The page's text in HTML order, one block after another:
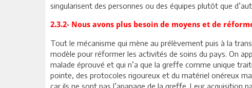
singularisent des personnes ou des équipes plutôt que
2.3.2- Nous avons plus besoin de moyens et de
Tout le mécanisme qui mène au prélèvement puis à la
modèle pour réformer les activités de soins du pays. On
malade éprouvé et qui n’a que la greffe comme unique
pointe, des protocoles rigoureux et du matériel onéreux
car ils ne sont pas l’apanage de la greffe. Leur acquisition